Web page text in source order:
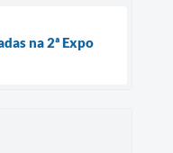
na 2ª Expo